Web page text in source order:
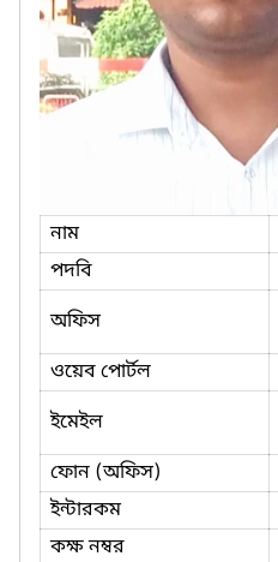
নাম
পদবি
অফিস
ওয়েব পোর্টল
ইমেইল
ফোন (অফিস)
ইন্টারকম
কক্ষ নম্বর